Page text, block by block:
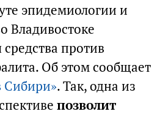
эпидемиологии и
Владивостоке
против
Об этом сообщает
Сибири». Так, одна из
позволит